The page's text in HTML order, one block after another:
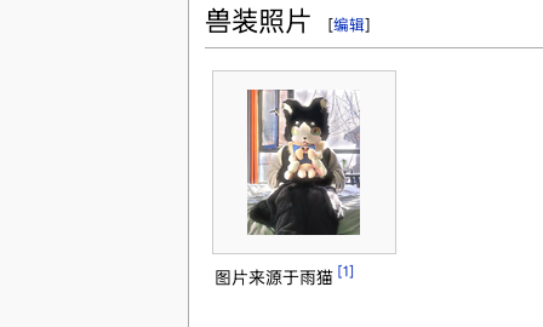
兽装照片 [编辑]
图片来源于雨猫 [1]